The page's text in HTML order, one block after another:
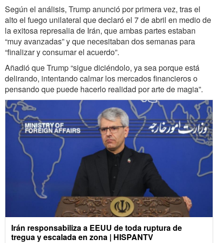
Según el análisis, Trump anunció por primera vez, tras el
alto el fuego unilateral que declaró el 7 de abril en medio de
la exitosa represalia de Irán, que ambas partes estaban
“muy avanzadas” y que necesitaban dos semanas para
“finalizar y consumar el acuerdo”.
Añadió que Trump “sigue diciéndolo, ya sea porque está
delirando, intentando calmar los mercados financieros o
pensando que puede hacerlo realidad por arte de magia”.
Irán responsabiliza a EEUU de toda ruptura de
tregua y escalada en zona | HISPANTV